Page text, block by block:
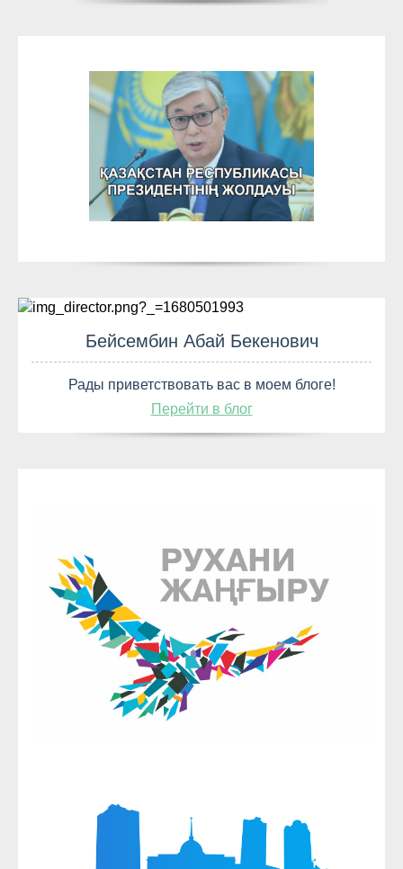
Бейсембин Абай Бекенович
Рады приветствовать вас в моем блоге!
Перейти в блог